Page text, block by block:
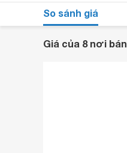
So sánh giá
Giá của 8 nơi bán